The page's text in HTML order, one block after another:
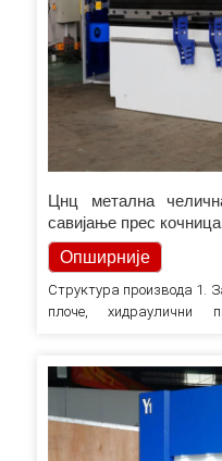
Цнц метална
савијање прес кочница
Опширније
Структура производа 1.
плоче, хидраулични
обртног момента
Ход клизача и задњег
двоструким серво
приказује…